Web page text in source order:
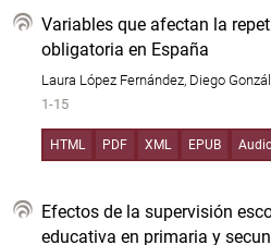
Variables que afectan la
obligatoria en España
Laura López Fernández, Diego
1-15
HTML PDF XML EPUB
Efectos de la supervisión
educativa en primaria y